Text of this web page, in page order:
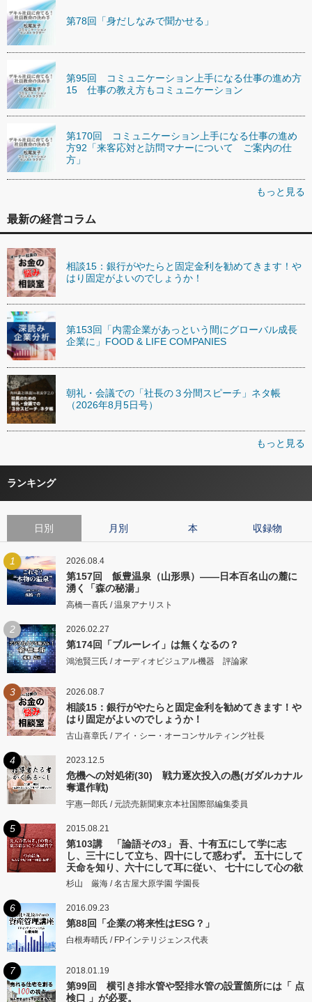
第78回「身だしなみで聞かせる」
第95回 コミュニケーション上手になる仕事の進め方
15 仕事の教え方もコミュニケーション
第170回 コミュニケーション上手になる仕事の進め
方92「来客応対と訪問マナーについて ご案内の仕
方」
もっと見る
最新の経営コラム
相談15：銀行がやたらと固定金利を勧めてきます！や
はり固定がよいのでしょうか！
第153回「内需企業があっという間にグローバル成長
企業に」FOOD & LIFE COMPANIES
朝礼・会議での「社長の３分間スピーチ」ネタ帳
（2026年8月5日号）
もっと見る
ランキング
日別 月別 本 収録物
1 2026.08.4
第157回 飯豊温泉（山形県）――日本百名山の麓に
湧く「森の秘湯」
高橋一喜氏 / 温泉アナリスト
2 2026.02.27
第174回「ブルーレイ」は無くなるの？
鴻池賢三氏 / オーディオビジュアル機器 評論家
3 2026.08.7
相談15：銀行がやたらと固定金利を勧めてきます！や
はり固定がよいのでしょうか！
古山喜章氏 / アイ・シー・オーコンサルティング社長
4 2023.12.5
危機への対処術(30) 戦力逐次投入の愚(ガダルカナル
奪還作戦)
宇惠一郎氏 / 元読売新聞東京本社国際部編集委員
5 2015.08.21
第103講 「論語その3」 吾、十有五にして学に志
し、三十にして立ち、四十にして惑わず。 五十にして
天命を知り、六十にして耳に従い、 七十にして心の欲
するところに従いて矩をこえず。
杉山 厳海 / 名古屋大原学園 学園長
6 2016.09.23
第88回「企業の将来性はESG？」
白根寿晴氏 / FPインテリジェンス代表
7 2018.01.19
第99回 横引き排水管や竪排水管の設置箇所には「 点
検口 」が必要。